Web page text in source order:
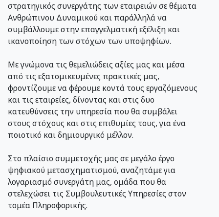
στρατηγικός συνεργάτης των εταιρειών σε θέματα
Ανθρώπινου Δυναμικού και παράλληλά να
συμβάλλουμε στην επαγγελματική εξέλιξη και
ικανοποίηση των στόχων των υποψηφίων.
Με γνώμονα τις θεμελιώδεις αξίες μας και μέσα
από τις εξατομικευμένες πρακτικές μας,
φροντίζουμε να φέρουμε κοντά τους εργαζόμενους
και τις εταιρείες, δίνοντας και στις δυο
κατευθύνσεις την υπηρεσία που θα συμβάλει
στους στόχους και στις επιθυμίες τους, για ένα
ποιοτικό και δημιουργικό μέλλον.
Στο πλαίσιο συμμετοχής μας σε μεγάλο έργο
ψηφιακού μετασχηματισμού, αναζητάμε για
λογαριασμό συνεργάτη μας, ομάδα που θα
στελεχώσει τις Συμβουλευτικές Υπηρεσίες στον
τομέα Πληροφορικής.